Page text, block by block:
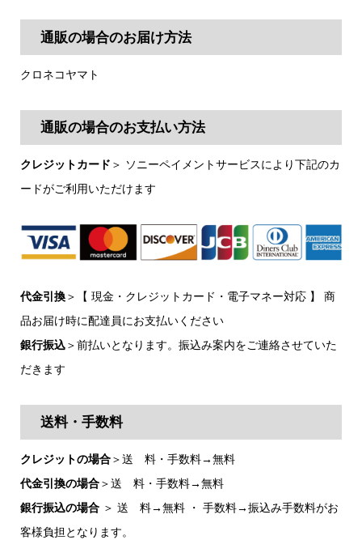
通販の場合のお届け方法
クロネコヤマト
通販の場合のお支払い方法
クレジットカード ＞ ソニーペイメントサービスにより下記のカ
ードがご利用いただけます
代金引換＞【 現金・クレジットカード・電子マネー対応 】 商
品お届け時に配達員にお支払いください
銀行振込＞前払いとなります。振込み案内をご連絡させていた
だきます
送料・手数料
クレジットの場合＞送 料・手数料→無料
代金引換の場合＞送 料・手数料→無料
銀行振込の場合＞ 送 料→無料 ・ 手数料→振込み手数料がお
客様負担となります。